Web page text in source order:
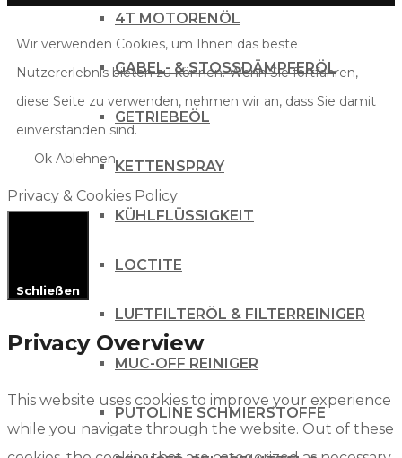
4T MOTORENÖL
GABEL- & STOSSDÄMPFERÖL
GETRIEBEÖL
KETTENSPRAY
KÜHLFLÜSSIGKEIT
LOCTITE
LUFTFILTERÖL & FILTERREINIGER
MUC-OFF REINIGER
PUTOLINE SCHMIERSTOFFE
Wir verwenden Cookies, um Ihnen das beste
Nutzererlebnis bieten zu können. Wenn Sie fortfahren,
diese Seite zu verwenden, nehmen wir an, dass Sie damit
einverstanden sind.
Ok Ablehnen
Privacy & Cookies Policy
Schließen
Privacy Overview
This website uses cookies to improve your experience
while you navigate through the website. Out of these